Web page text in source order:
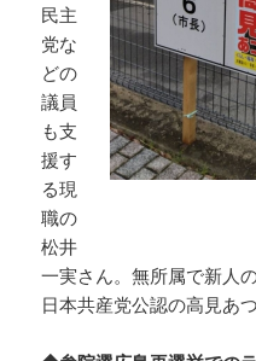
民主
党な
どの
議員
も支
援す
る現
職の
松井
一実さん。無所属で新人
日本共産党公認の高見あ